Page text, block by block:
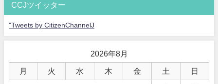
CCJツイッター
"Tweets by CitizenChannelJ
2026年8月
月 火 水 木 金 土 日